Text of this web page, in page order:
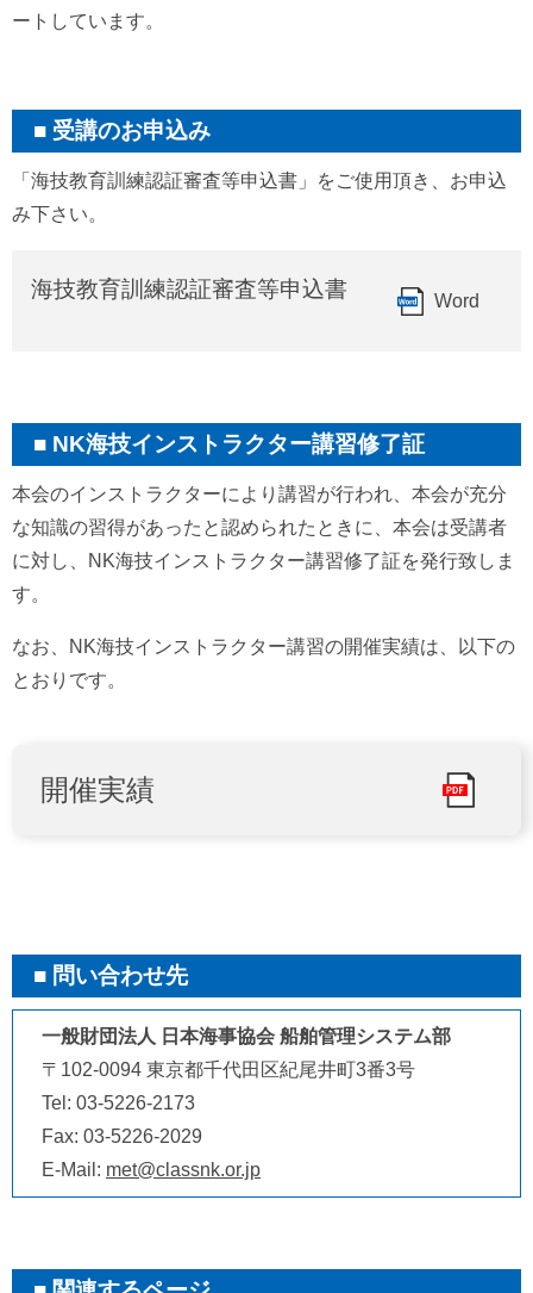
ートしています。
受講のお申込み
「海技教育訓練認証審査等申込書」をご使用頂き、お申込
み下さい。
海技教育訓練認証審査等申込書 Word
NK海技インストラクター講習修了証
本会のインストラクターにより講習が行われ、本会が充分
な知識の習得があったと認められたときに、本会は受講者
に対し、NK海技インストラクター講習修了証を発行致しま
す。
なお、NK海技インストラクター講習の開催実績は、以下の
とおりです。
開催実績
問い合わせ先
一般財団法人 日本海事協会 船舶管理システム部
〒102-0094 東京都千代田区紀尾井町3番3号
Tel: 03-5226-2173
Fax: 03-5226-2029
E-Mail: met@classnk.or.jp